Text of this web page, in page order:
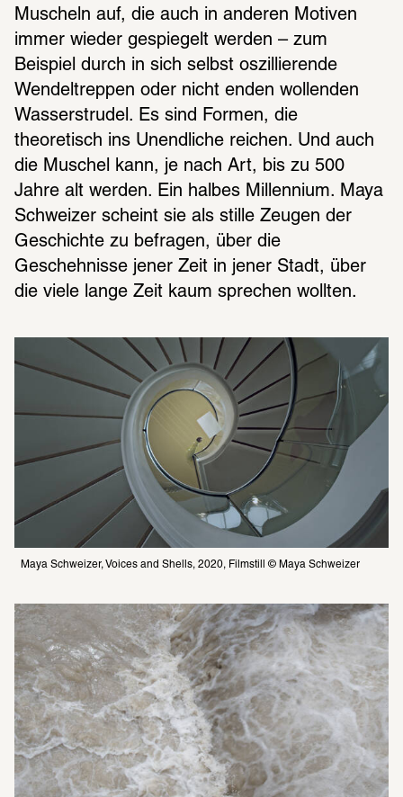
Muscheln auf, die auch in anderen Motiven
immer wieder gespiegelt werden – zum
Beispiel durch in sich selbst oszillierende
Wendeltreppen oder nicht enden wollenden
Wasserstrudel. Es sind Formen, die
theoretisch ins Unendliche reichen. Und auch
die Muschel kann, je nach Art, bis zu 500
Jahre alt werden. Ein halbes Millennium. Maya
Schweizer scheint sie als stille Zeugen der
Geschichte zu befragen, über die
Geschehnisse jener Zeit in jener Stadt, über
die viele lange Zeit kaum sprechen wollten.
Maya Schweizer, Voices and Shells, 2020, Filmstill © Maya Schweizer